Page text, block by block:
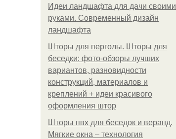
Идеи ландшафта для дачи своими
руками. Современный дизайн
ландшафта
Шторы для перголы. Шторы для
беседки: фото-обзоры лучших
вариантов, разновидности
конструкций, материалов и
креплений + идеи красивого
оформления штор
Шторы пвх для беседок и веранд.
Мягкие окна – технология